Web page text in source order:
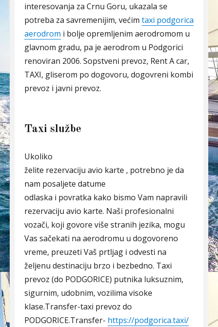
interesovanja za Crnu Goru, ukazala se
potreba za savremenijim, većim taxi podgorica
aerodrom i bolje opremljenim aerodromom u
glavnom gradu, pa je aerodrom u Podgorici
renoviran 2006. Sopstveni prevoz, Rent A car,
TAXI, gliserom po dogovoru, dogovreni kombi
prevoz i javni prevoz.
Taxi službe
Ukoliko
želite rezervaciju avio karte , potrebno je da
nam posaljete datume
odlaska i povratka kako bismo Vam napravili
rezervaciju avio karte. Naši profesionalni
vozači, koji govore više stranih jezika, mogu
Vas sačekati na aerodromu u dogovoreno
vreme, preuzeti Vaš prtljag i odvesti na
željenu destinaciju brzo i bezbedno. Taxi
prevoz (do PODGORICE) putnika luksuznim,
sigurnim, udobnim, vozilima visoke
klase.Transfer-taxi prevoz do
PODGORICE.Transfer- https://podgorica.taxi/